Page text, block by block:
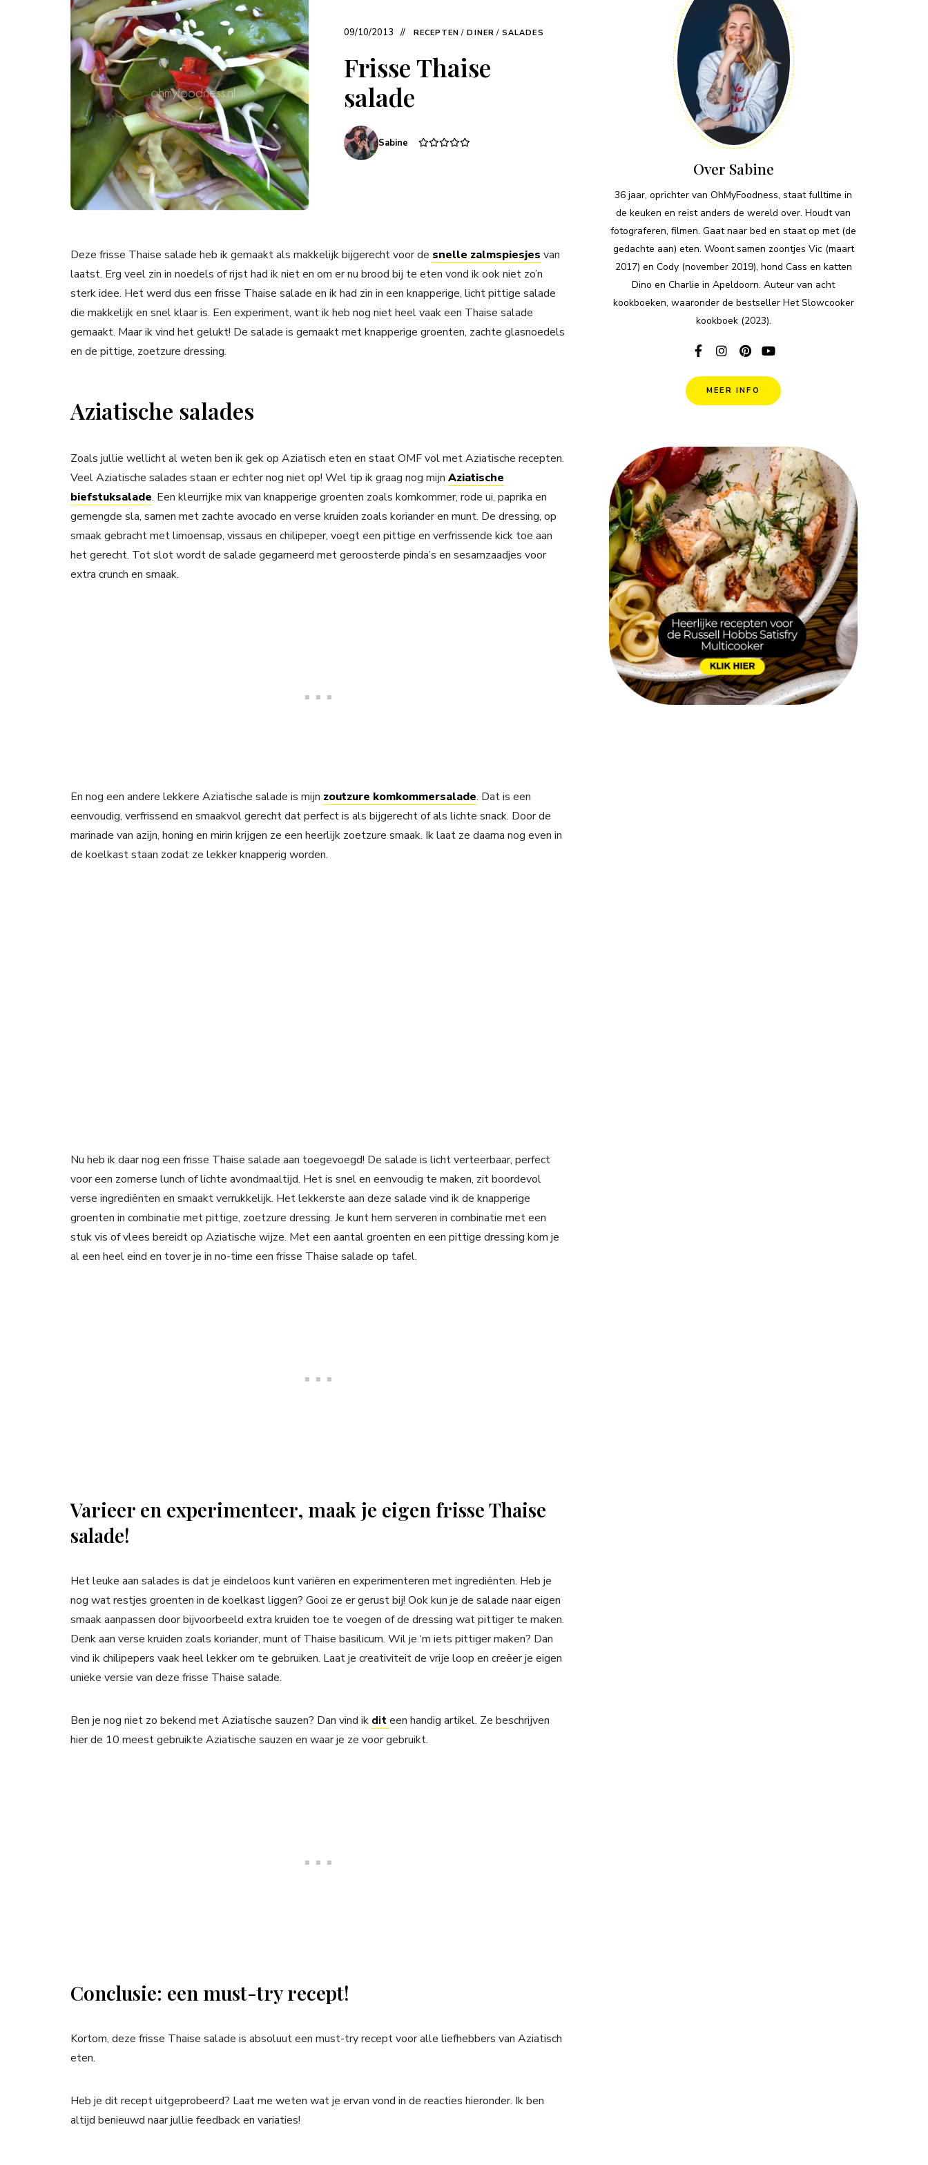
09/10/2013 RECEPTEN / DINER / SALADES
Frisse Thaise
salade
Sabine
Deze frisse Thaise salade heb ik gemaakt als makkelijk bijgerecht voor de snelle zalmspiesjes van
laatst. Erg veel zin in noedels of rijst had ik niet en om er nu brood bij te eten vond ik ook niet zo’n
sterk idee. Het werd dus een frisse Thaise salade en ik had zin in een knapperige, licht pittige salade
die makkelijk en snel klaar is. Een experiment, want ik heb nog niet heel vaak een Thaise salade
gemaakt. Maar ik vind het gelukt! De salade is gemaakt met knapperige groenten, zachte glasnoedels
en de pittige, zoetzure dressing.
Aziatische salades
Zoals jullie wellicht al weten ben ik gek op Aziatisch eten en staat OMF vol met Aziatische recepten.
Veel Aziatische salades staan er echter nog niet op! Wel tip ik graag nog mijn Aziatische
biefstuksalade. Een kleurrijke mix van knapperige groenten zoals komkommer, rode ui, paprika en
gemengde sla, samen met zachte avocado en verse kruiden zoals koriander en munt. De dressing, op
smaak gebracht met limoensap, vissaus en chilipeper, voegt een pittige en verfrissende kick toe aan
het gerecht. Tot slot wordt de salade gegarneerd met geroosterde pinda’s en sesamzaadjes voor
extra crunch en smaak.
En nog een andere lekkere Aziatische salade is mijn zoutzure komkommersalade. Dat is een
eenvoudig, verfrissend en smaakvol gerecht dat perfect is als bijgerecht of als lichte snack. Door de
marinade van azijn, honing en mirin krijgen ze een heerlijk zoetzure smaak. Ik laat ze daarna nog even in
de koelkast staan zodat ze lekker knapperig worden.
Nu heb ik daar nog een frisse Thaise salade aan toegevoegd! De salade is licht verteerbaar, perfect
voor een zomerse lunch of lichte avondmaaltijd. Het is snel en eenvoudig te maken, zit boordevol
verse ingrediënten en smaakt verrukkelijk. Het lekkerste aan deze salade vind ik de knapperige
groenten in combinatie met pittige, zoetzure dressing. Je kunt hem serveren in combinatie met een
stuk vis of vlees bereidt op Aziatische wijze. Met een aantal groenten en een pittige dressing kom je
al een heel eind en tover je in no-time een frisse Thaise salade op tafel.
Varieer en experimenteer, maak je eigen frisse Thaise
salade!
Het leuke aan salades is dat je eindeloos kunt variëren en experimenteren met ingrediënten. Heb je
nog wat restjes groenten in de koelkast liggen? Gooi ze er gerust bij! Ook kun je de salade naar eigen
smaak aanpassen door bijvoorbeeld extra kruiden toe te voegen of de dressing wat pittiger te maken.
Denk aan verse kruiden zoals koriander, munt of Thaise basilicum. Wil je ‘m iets pittiger maken? Dan
vind ik chilipepers vaak heel lekker om te gebruiken. Laat je creativiteit de vrije loop en creëer je eigen
unieke versie van deze frisse Thaise salade.
Ben je nog niet zo bekend met Aziatische sauzen? Dan vind ik diteen handig artikel. Ze beschrijven
hier de 10 meest gebruikte Aziatische sauzen en waar je ze voor gebruikt.
Conclusie: een must-try recept!
Kortom, deze frisse Thaise salade is absoluut een must-try recept voor alle liefhebbers van Aziatisch
eten.
Heb je dit recept uitgeprobeerd? Laat me weten wat je ervan vond in de reacties hieronder. Ik ben
altijd benieuwd naar jullie feedback en variaties!
Over Sabine
36 jaar, oprichter van OhMyFoodness, staat fulltime in
de keuken en reist anders de wereld over. Houdt van
fotograferen, filmen. Gaat naar bed en staat op met (de
gedachte aan) eten. Woont samen zoontjes Vic (maart
2017) en Cody (november 2019), hond Cass en katten
Dino en Charlie in Apeldoorn. Auteur van acht
kookboeken, waaronder de bestseller Het Slowcooker
kookboek (2023).
MEER INFO